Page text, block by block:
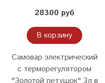
28300 руб
В корзину
Самовар электрический
с терморегулятором